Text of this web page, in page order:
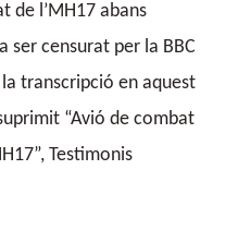
de l’MH17 abans
ser censurat per la BBC
transcripció en aquest
“Avió de combat
Testimonis